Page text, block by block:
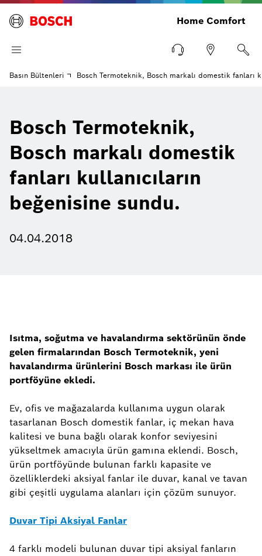
Home Comfort
Basın Bültenleri Bosch Termoteknik, Bosch markalı domestik fanları
Bosch Termoteknik,
Bosch markalı domestik
fanları kullanıcıların
beğenisine sundu.
04.04.2018
Isıtma, soğutma ve havalandırma sektörünün önde
gelen firmalarından Bosch Termoteknik, yeni
havalandırma ürünlerini Bosch markası ile ürün
portföyüne ekledi.
Ev, ofis ve mağazalarda kullanıma uygun olarak
tasarlanan Bosch domestik fanlar, iç mekan hava
kalitesi ve buna bağlı olarak konfor seviyesini
yükseltmek amacıyla ürün gamına eklendi. Bosch,
ürün portföyünde bulunan farklı kapasite ve
özelliklerdeki aksiyal fanlar ile duvar, kanal ve tavan
gibi çeşitli uygulama alanları için çözüm sunuyor.
Duvar Tipi Aksiyal Fanlar
4 farklı modeli bulunan duvar tipi aksiyal fanların